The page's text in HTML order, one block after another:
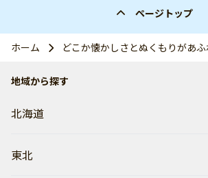
ページトップ
ホーム どこか懐かしさとぬくもりがあ
地域から探す
北海道
東北